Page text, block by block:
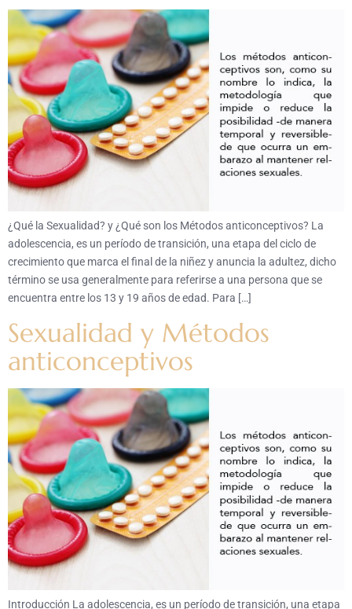
¿Qué la Sexualidad? y ¿Qué son los Métodos anticonceptivos? La
adolescencia, es un período de transición, una etapa del ciclo de
crecimiento que marca el final de la niñez y anuncia la adultez, dicho
término se usa generalmente para referirse a una persona que se
encuentra entre los 13 y 19 años de edad. Para […]
Sexualidad y Métodos
anticonceptivos
Introducción La adolescencia, es un período de transición, una etapa